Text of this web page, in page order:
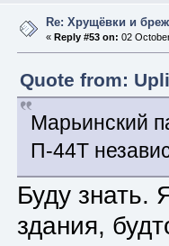
Re: Хрущёвки и
«Reply #53 on: 02
Quote from:
Марьинский
П-44Т
Буду знать.
здания,